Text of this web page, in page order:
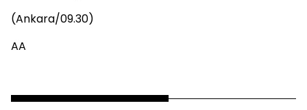
(Ankara/09.30)
AA